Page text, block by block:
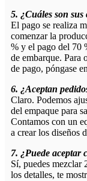
5. ¿Cuáles son
El pago se realiza
comenzar la
% y el pago del 70
de embarque. Para
de pago, póngase
6. ¿Aceptan
Claro. Podemos
del empaque para
Contamos con un
a crear los diseños
7. ¿Puede aceptar
Sí, puedes mezclar
los detalles, te